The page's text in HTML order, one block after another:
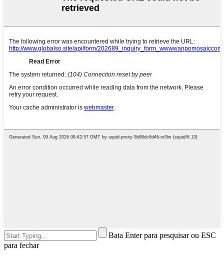
Bata Enter para pesquisar ou ESC
para fechar